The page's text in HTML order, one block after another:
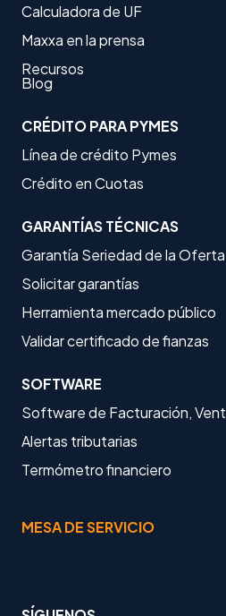
Calculadora de UF
Maxxa en la prensa
Recursos
Blog
CRÉDITO PARA PYMES
Línea de crédito Pymes
Crédito en Cuotas
GARANTÍAS TÉCNICAS
Garantía Seriedad de la Oferta
Solicitar garantías
Herramienta mercado público
Validar certificado de fianzas
SOFTWARE
Software de Facturación,
Alertas tributarias
Termómetro financiero
MESA DE SERVICIO